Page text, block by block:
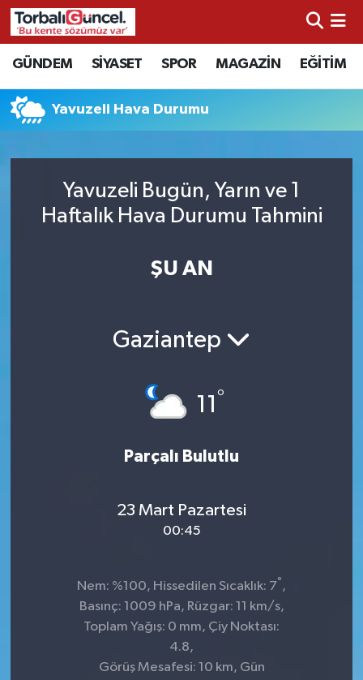
GÜNDEM SİYASET SPOR MAGAZİN EĞİTİM
Yavuzeli Hava Durumu
Yavuzeli Bugün, Yarın ve 1
Haftalık Hava Durumu Tahmini
ŞU AN
Gaziantep
11 °
Parçalı Bulutlu
23 Mart Pazartesi
00:45
Nem: %100, Hissedilen Sıcaklık: 7° ,
Basınç: 1009 hPa, Rüzgar: 11 km/s,
Toplam Yağış: 0 mm, Çiy Noktası:
4.8,
Görüş Mesafesi: 10 km, Gün
İzmir Nöbetçi Eczaneler
İzmir Hava Durumu
İzmir Trafik Yoğunluk Haritası
Süper Lig Puan Durumu ve Fikstür
Haber Arşivi